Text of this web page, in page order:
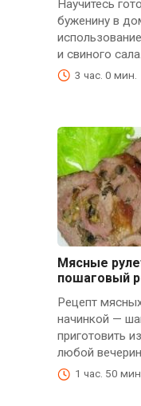
Научитесь
буженину в
и свиного сала.
3 час. 0 мин.
Мясные
пошаговый
Рецепт
начинкой —
приготовить
любой
1 час. 50